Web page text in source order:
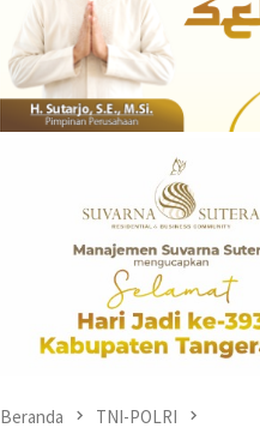
Beranda TNI-POLRI